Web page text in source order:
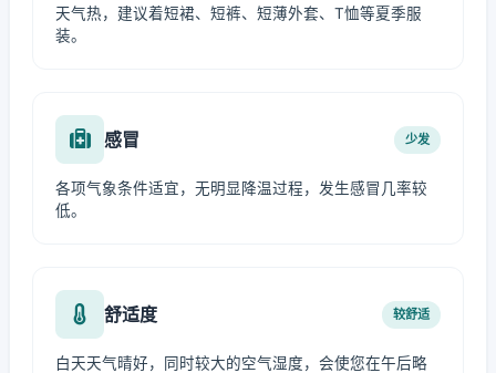
天气热，建议着短裙、短裤、短薄外套、T恤等夏季服
装。
感冒 少发
各项气象条件适宜，无明显降温过程，发生感冒几率较
低。
舒适度 较舒适
白天天气晴好，同时较大的空气湿度，会使您在午后略